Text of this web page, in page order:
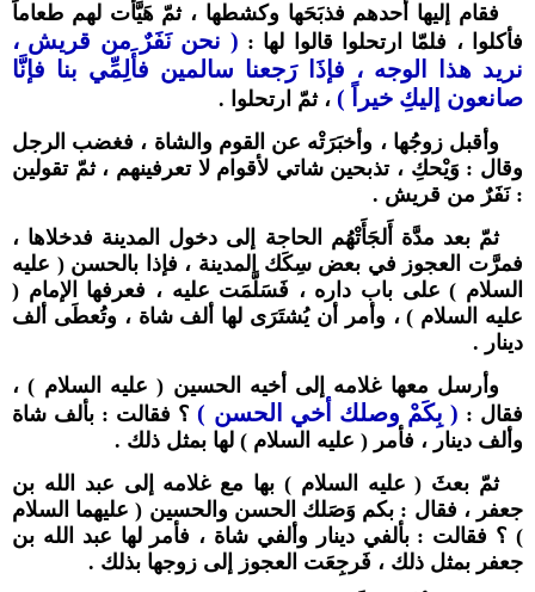
فقام إليها أحدهم فذبَحَها وكشطها ، ثمّ هَيَّأت لهم طعاماً
فأكلوا ، فلمّا ارتحلوا قالوا لها : ( نحن نَفَرٌ من قريش ،
نريد هذا الوجه ، فإذَا رَجعنا سالمين فأَلِمِّي بنا فإنَّا
صانعون إليكِ خيراً ) ، ثمّ ارتحلوا .
وأقبل زوجُها ، وأخبَرَتْه عن القوم والشاة ، فغضب الرجل
وقال : وَيْحكِ ، تذبحين شاتي لأقوام لا تعرفينهم ، ثمّ تقولين
: نَفَرٌ من قريش .
ثمّ بعد مدَّة أَلجَأَتْهُم الحاجة إلى دخول المدينة فدخلاها ،
فمرَّت العجوز في بعض سِكَك المدينة ، فإذا بالحسن ( عليه
السلام ) على باب داره ، فَسَلَّمَت عليه ، فعرفها الإمام (
عليه السلام ) ، وأمر أن يُشتَرَى لها ألف شاة ، وتُعطَى ألف
دينار .
وأرسل معها غلامه إلى أخيه الحسين ( عليه السلام ) ،
فقال : ( بِكَمْ وصلك أخي الحسن )؟ فقالت : بألف شاة
وألف دينار ، فأمر ( عليه السلام ) لها بمثل ذلك .
ثمّ بعثَ ( عليه السلام ) بها مع غلامه إلى عبد الله بن
جعفر ، فقال : بكم وَصَلك الحسن والحسين ( عليهما السلام
) ؟ فقالت : بألفي دينار وألفي شاة ، فأمر لها عبد الله بن
جعفر بمثل ذلك ، فَرجِعَت العجوز إلى زوجها بذلك .